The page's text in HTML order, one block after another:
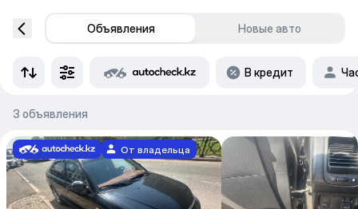
Объявления Новые авто
В кредит
3 объявления
От владельца